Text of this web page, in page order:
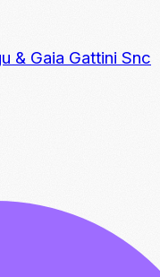
& Gaia Gattini Snc